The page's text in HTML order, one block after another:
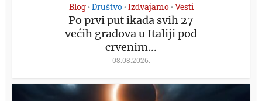
Blog • Društvo • Izdvajamo • Vesti
Po prvi put ikada svih 27
većih gradova u Italiji pod
crvenim...
08.08.2026.